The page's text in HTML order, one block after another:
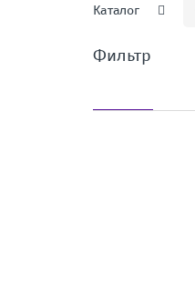
Каталог
Фильтр